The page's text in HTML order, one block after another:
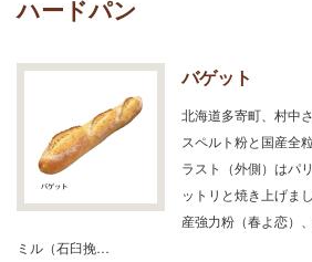
ハードパン
バゲット
北海道多寄町、村中
スペルト粉と国産全
ラスト（外側）はパ
ットリと焼き上げま
産強力粉（春よ恋）
ミル（石臼挽…